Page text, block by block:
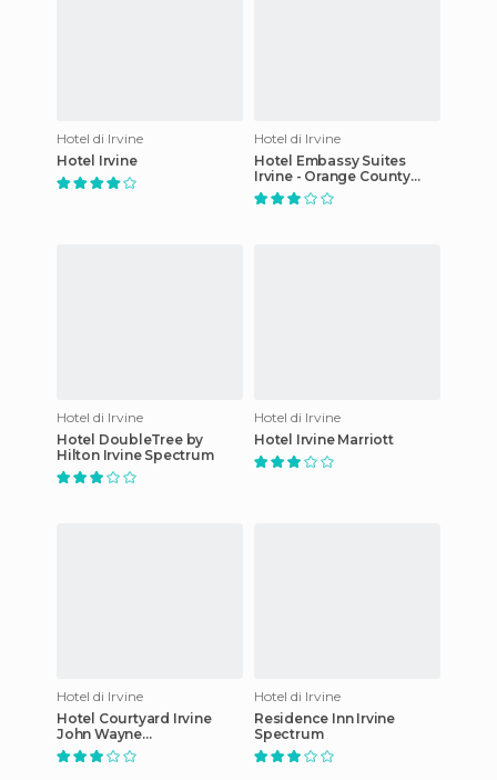
Hotel di Irvine
Hotel Irvine
Hotel di Irvine
Hotel Embassy Suites
Irvine - Orange County
Airport
Hotel di Irvine
Hotel DoubleTree by
Hilton Irvine Spectrum
Hotel di Irvine
Hotel Irvine Marriott
Hotel di Irvine
Hotel Courtyard Irvine
John Wayne
Airport/Orange County
Hotel di Irvine
Residence Inn Irvine
Spectrum